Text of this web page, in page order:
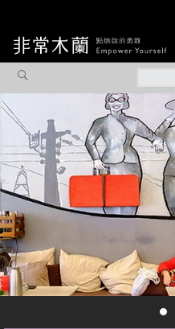
觀
焦
認